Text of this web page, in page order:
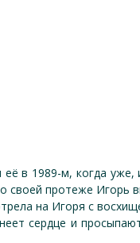
в 1989-м, когда
своей протеже Игорь
на Игоря с
сердце и